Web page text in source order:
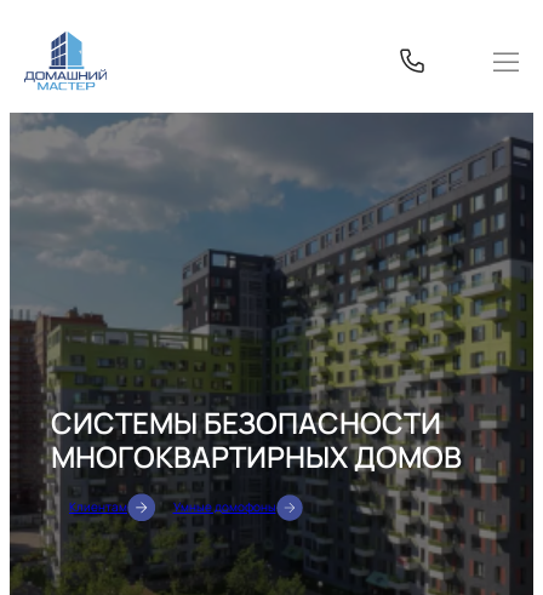
содержимому
СИСТЕМЫ БЕЗОПАСНОСТИ
МНОГОКВАРТИРНЫХ ДОМОВ
Клиентам Умные домофоны